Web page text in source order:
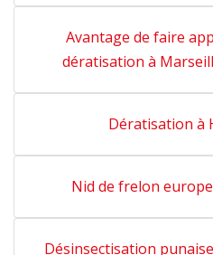
Avantage de faire
dératisation à
Dératisation à
Nid de frelon
Désinsectisation